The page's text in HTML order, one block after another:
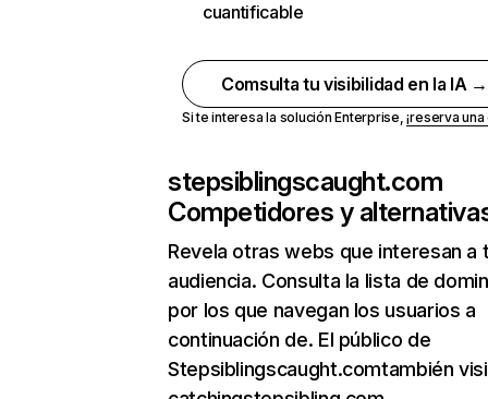
cuantificable
Comsulta tu visibilidad en la IA →
Si te interesa la solución Enterprise,¡reserva
stepsiblingscaught.com
Competidores y
Revela otras webs que interesan a
audiencia. Consulta la lista de
por los que navegan los usuarios a
continuación de. El público de
Stepsiblingscaught.comtambién